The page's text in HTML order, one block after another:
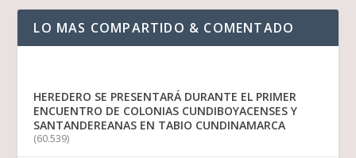
LO MAS COMPARTIDO & COMENTADO
HEREDERO SE PRESENTARÁ DURANTE EL PRIMER
ENCUENTRO DE COLONIAS CUNDIBOYACENSES Y
SANTANDEREANAS EN TABIO CUNDINAMARCA
(60.539)